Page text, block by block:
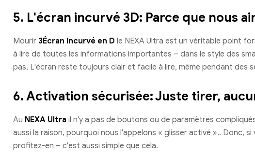
5. L'écran incurvé 3D: Parce que nous
Mourir 3Écran incurvé en D le NEXA Ultra est un véritable point
à lire de toutes les informations importantes – dans le style des
pas, L'écran reste toujours clair et facile à lire, même pendant des
6.Activation sécurisée: Juste tirer,
Au NEXA Ultra il n'y a pas de boutons ou de paramètres
aussi la raison, pourquoi nous l'appelons « glisser activé ».. Donc,
profitez-en – c'est aussi simple que cela.